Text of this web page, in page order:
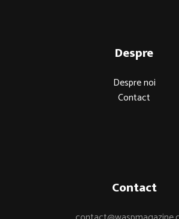
Despre
Despre noi
Contact
Contact